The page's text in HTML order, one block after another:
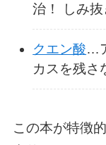
治！ しみ抜
クエン酸…
カスを残さ
この本が特徴